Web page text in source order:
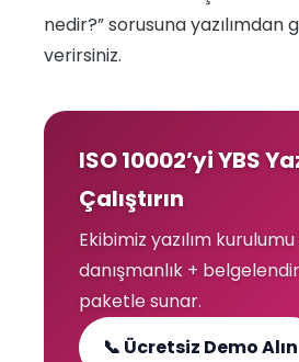
nedir?” sorusuna yazılımdan
verirsiniz.
ISO 10002’yi YBS
Çalıştırın
Ekibimiz yazılım kurulumu
danışmanlık +
paketle sunar.
📞 Ücretsiz Demo Alın